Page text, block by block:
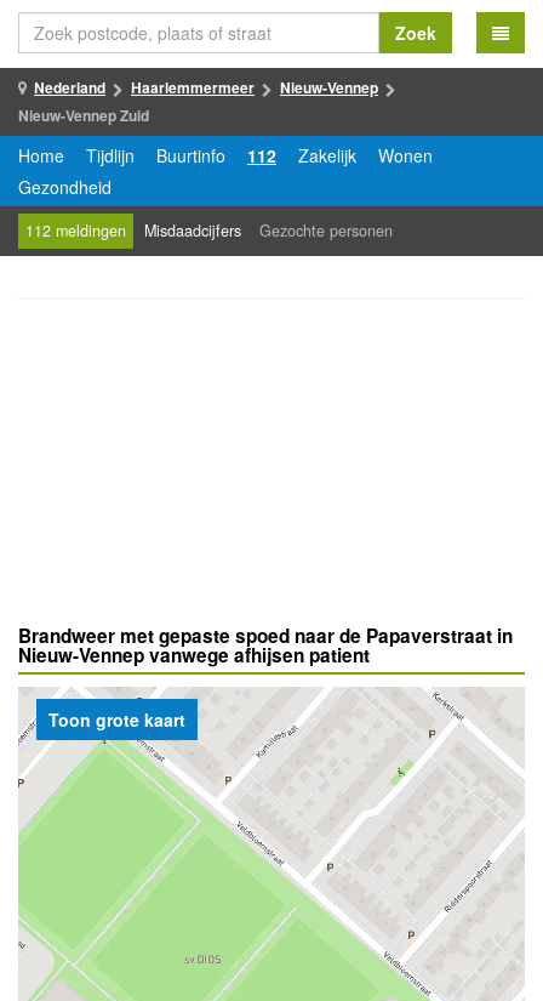
Zoek
Nederland Haarlemmermeer
Nieuw-Vennep
Nieuw-Vennep Zuid
Home Tijdlijn Buurtinfo 112 Zakelijk
Wonen
Gezondheid
112 meldingen Misdaadcijfers Gezochte personen
Brandweer met gepaste spoed naar de Papaverstraat in
Nieuw-Vennep vanwege afhijsen patient
Toon grote kaart